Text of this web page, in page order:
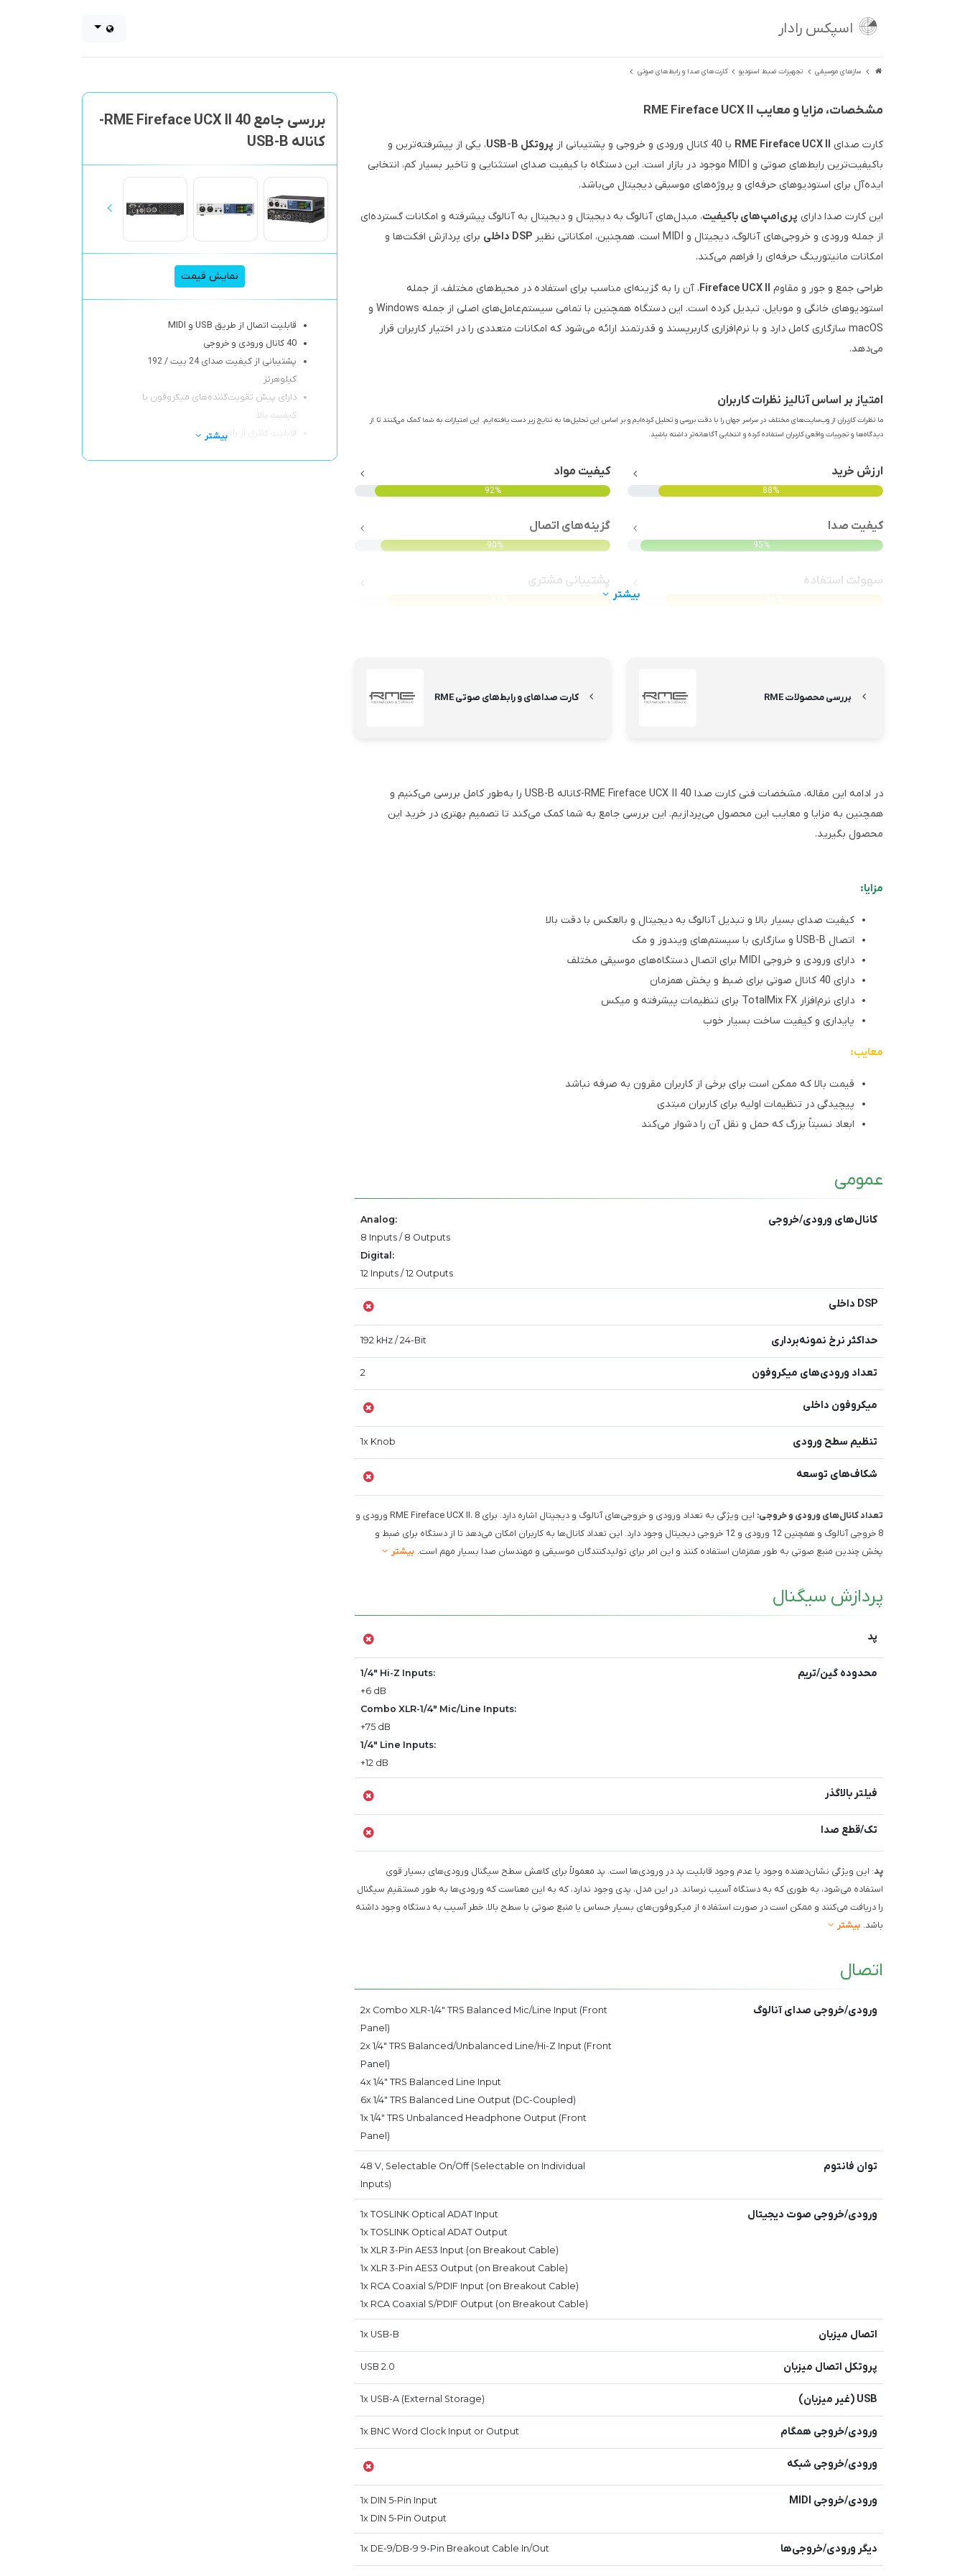
اسپکس رادار
سازهای موسیقی تجهیزات ضبط استودیو کارت‌های صدا و رابط‌های صوتی
بررسی جامع RME Fireface UCX II 40-
کاناله USB-B
نمایش قیمت
قابلیت اتصال از طریق USB و MIDI
40 کانال ورودی و خروجی
پشتیبانی از کیفیت صدای 24 بیت / 192
کیلوهرتز
دارای پیش تقویت‌کننده‌های میکروفون با
کیفیت بالا
قابلیت کنترل از راه دور
بیشتر
مشخصات، مزایا و معایب RME Fireface UCX II
کارت صدای RME Fireface UCX II با 40 کانال ورودی و خروجی و پشتیبانی از پروتکل USB-B
، یکی از پیشرفته‌ترین و
باکیفیت‌ترین رابط‌های صوتی و MIDI موجود در بازار است. این دستگاه با کیفیت صدای استثنایی و تاخیر بسیار کم، انتخابی
ایده‌آل برای استودیوهای حرفه‌ای و پروژه‌های موسیقی دیجیتال می‌باشد.
این کارت صدا دارای پری‌امپ‌های باکیفیت، مبدل‌های آنالوگ به دیجیتال و دیجیتال به آنالوگ پیشرفته و امکانات گسترده‌ای
از جمله ورودی و خروجی‌های آنالوگ، دیجیتال و MIDI است. همچنین، امکاناتی نظیر
DSP داخلی
برای پردازش افکت‌ها و
امکانات مانیتورینگ حرفه‌ای را فراهم می‌کند.
طراحی جمع و جور و مقاوم Fireface UCX II، آن را به گزینه‌ای مناسب برای استفاده در محیط‌های مختلف، از جمله
استودیوهای خانگی و موبایل، تبدیل کرده است. این دستگاه همچنین با تمامی سیستم‌عامل‌های اصلی از جمله Windows و
macOS سازگاری کامل دارد و با نرم‌افزاری کاربرپسند و قدرتمند ارائه می‌شود که امکانات متعددی را در اختیار کاربران قرار
می‌دهد.
امتیاز بر اساس آنالیز نظرات کاربران
ما نظرات کاربران از وب‌سایت‌های مختلف در سراسر جهان را با دقت بررسی و تحلیل کرده‌ایم و بر اساس این تحلیل‌ها به نتایج زیر دست یافته‌ایم. این امتیازات به شما کمک می‌کنند تا از
دیدگاه‌ها و تجربیات واقعی کاربران استفاده کرده و انتخابی آگاهانه‌تر داشته باشید.
ارزش خرید
88%
کیفیت مواد
92%
کیفیت صدا
95%
گزینه‌های اتصال
90%
سهولت استفاده پشتیبانی مشتری
بیشتر
بررسی محصولات RME کارت صداهای و رابط‌های صوتی RME
در ادامه این مقاله، مشخصات فنی کارت صدا RME Fireface UCX II 40-کاناله USB-B را به‌طور کامل بررسی می‌کنیم و
همچنین به مزایا و معایب این محصول می‌پردازیم. این بررسی جامع به شما کمک می‌کند تا تصمیم بهتری در خرید این
محصول بگیرید.
مزایا:
کیفیت صدای بسیار بالا و تبدیل آنالوگ به دیجیتال و بالعکس با دقت بالا
اتصال USB-B و سازگاری با سیستم‌های ویندوز و مک
دارای ورودی و خروجی MIDI برای اتصال دستگاه‌های موسیقی مختلف
دارای 40 کانال صوتی برای ضبط و پخش همزمان
دارای نرم‌افزار TotalMix FX برای تنظیمات پیشرفته و میکس
پایداری و کیفیت ساخت بسیار خوب
معایب:
قیمت بالا که ممکن است برای برخی از کاربران مقرون به صرفه نباشد
پیچیدگی در تنظیمات اولیه برای کاربران مبتدی
ابعاد نسبتاً بزرگ که حمل و نقل آن را دشوار می‌کند
عمومی
کانال‌های ورودی/خروجی
Analog:
8 Inputs / 8 Outputs
Digital:
12 Inputs / 12 Outputs
DSP داخلی
حداکثر نرخ نمونه‌برداری 192 kHz / 24-Bit
تعداد ورودی‌های میکروفون 2
میکروفون داخلی
تنظیم سطح ورودی 1x Knob
شکاف‌های توسعه
تعداد کانال‌های ورودی و خروجی:
این ویژگی به تعداد ورودی و خروجی‌های آنالوگ و دیجیتال اشاره دارد. برای RME Fireface UCX II، 8 ورودی و
8 خروجی آنالوگ و همچنین 12 ورودی و 12 خروجی دیجیتال وجود دارد. این تعداد کانال‌ها به کاربران امکان می‌دهد تا از دستگاه برای ضبط و
پخش چندین منبع صوتی به طور همزمان استفاده کنند و این امر برای تولیدکنندگان موسیقی و مهندسان صدا بسیار مهم است. بیشتر
پردازش سیگنال
پد
محدوده گین/تریم
1/4" Hi-Z Inputs:
+6 dB
Combo XLR-1/4" Mic/Line Inputs:
+75 dB
1/4" Line Inputs:
+12 dB
فیلتر بالاگذر
تک/قطع صدا
پد: این ویژگی نشان‌دهنده وجود یا عدم وجود قابلیت پد در ورودی‌ها است. پد معمولاً برای کاهش سطح سیگنال ورودی‌های بسیار قوی
استفاده می‌شود، به طوری که به دستگاه آسیب نرساند. در این مدل، پدی وجود ندارد، که به این معناست که ورودی‌ها به طور مستقیم سیگنال
را دریافت می‌کنند و ممکن است در صورت استفاده از میکروفون‌های بسیار حساس یا منبع صوتی با سطح بالا، خطر آسیب به دستگاه وجود داشته
باشد. بیشتر
اتصال
ورودی/خروجی صدای آنالوگ
2x Combo XLR-1/4" TRS Balanced Mic/Line Input (Front
Panel)
2x 1/4" TRS Balanced/Unbalanced Line/Hi-Z Input (Front
Panel)
4x 1/4" TRS Balanced Line Input
6x 1/4" TRS Balanced Line Output (DC-Coupled)
1x 1/4" TRS Unbalanced Headphone Output (Front
Panel)
توان فانتوم
48 V, Selectable On/Off (Selectable on Individual
Inputs)
ورودی/خروجی صوت دیجیتال
1x TOSLINK Optical ADAT Input
1x TOSLINK Optical ADAT Output
1x XLR 3-Pin AES3 Input (on Breakout Cable)
1x XLR 3-Pin AES3 Output (on Breakout Cable)
1x RCA Coaxial S/PDIF Input (on Breakout Cable)
1x RCA Coaxial S/PDIF Output (on Breakout Cable)
اتصال میزبان 1x USB-B
پروتکل اتصال میزبان USB 2.0
USB (غیر میزبان) 1x USB-A (External Storage)
ورودی/خروجی همگام 1x BNC Word Clock Input or Output
ورودی/خروجی شبکه
ورودی/خروجی MIDI
1x DIN 5-Pin Input
1x DIN 5-Pin Output
دیگر ورودی/خروجی‌ها 1x DE-9/DB-9 9-Pin Breakout Cable In/Out